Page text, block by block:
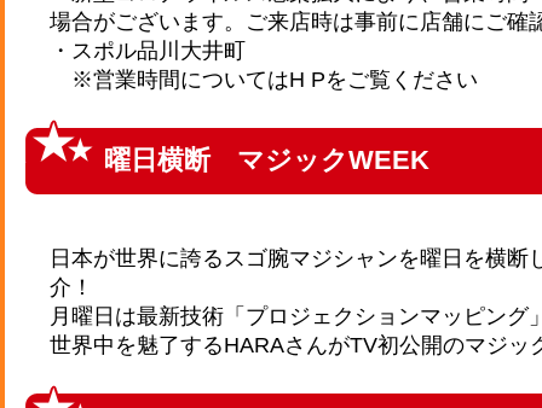
場合がございます。ご来店時は事前に店舗にご確
・スポル品川大井町
※営業時間についてはH Pをご覧ください
曜日横断 マジックWEEK
日本が世界に誇るスゴ腕マジシャンを曜日を横断
介！
月曜日は最新技術「プロジェクションマッピング
世界中を魅了するHARAさんがTV初公開のマジッ